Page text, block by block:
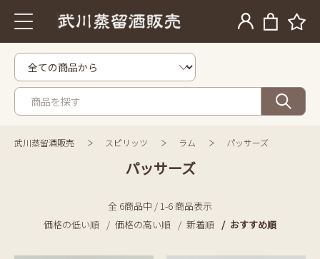
武川蒸留酒販売 スピリッツ ラム パッサーズ
パッサーズ
全 6商品中 / 1-6 商品表示
価格の低い順
価格の高い順 新着順 おすすめ順